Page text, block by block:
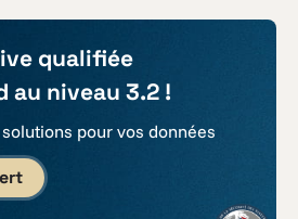
qualifiée
au niveau 3.2 !
pour vos données